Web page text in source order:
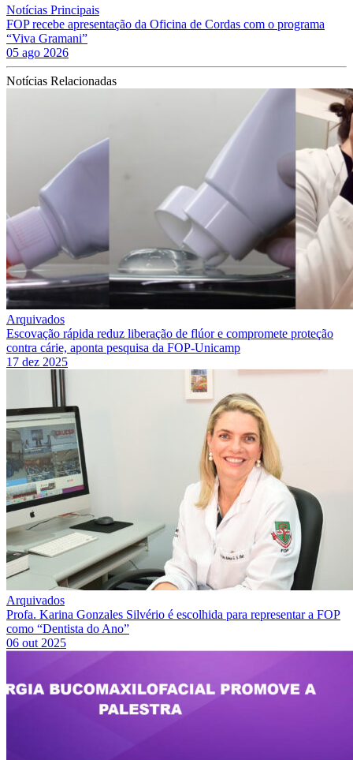
Notícias Principais
FOP recebe apresentação da Oficina de Cordas com o programa
“Viva Gramani”
05 ago 2026
Notícias Relacionadas
Arquivados
Escovação rápida reduz liberação de flúor e compromete proteção
contra cárie, aponta pesquisa da FOP-Unicamp
17 dez 2025
Arquivados
Profa. Karina Gonzales Silvério é escolhida para representar a FOP
como “Dentista do Ano”
06 out 2025